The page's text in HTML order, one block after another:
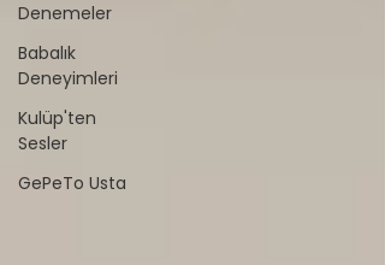
Denemeler
Babalık
Deneyimleri
Kulüp'ten
Sesler
GePeTo Usta